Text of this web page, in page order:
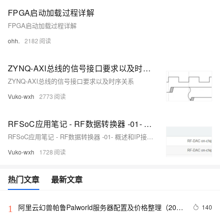
FPGA启动加载过程详解
FPGA启动加载过程详解
ohh. 2182
ZYNQ-AXI总线的信号接口要求以及时序关系
ZYNQ-AXI总线的信号接口要求以及时序关系
Vuko-wxh 2773
RFSoC应用笔记 - RF数据转换器 -01- 概述和IP接口介绍（二·）
RFSoC应用笔记 - RF数据转换器 -01- 概述和IP接口介绍
Vuko-wxh 1728
热门文章 最新文章
1
阿里云幻兽帕鲁Palworld服务器配置及价格整理（2024
140